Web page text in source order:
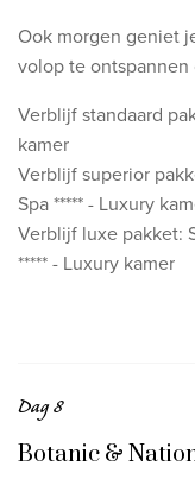
Ook morgen geniet
volop te
Verblijf standaard
kamer
Verblijf superior
Spa ***** - Luxury
Verblijf luxe pakket:
***** - Luxury kamer
Dag 8
Botanic &